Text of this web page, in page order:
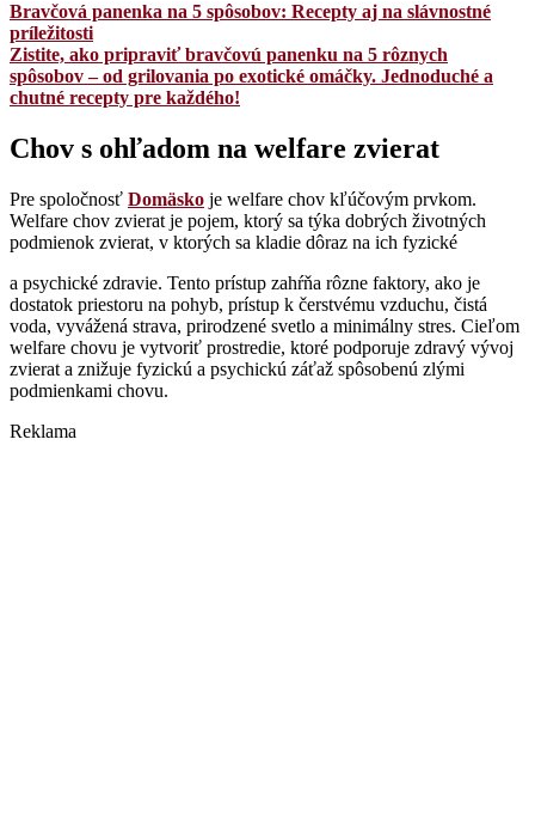
Bravčová panenka na 5 spôsobov: Recepty aj na slávnostné
príležitosti
Zistite, ako pripraviť bravčovú panenku na 5 rôznych
spôsobov – od grilovania po exotické omáčky. Jednoduché a
chutné recepty pre každého!
Chov s ohľadom na welfare zvierat
Pre spoločnosť Domäsko je welfare chov kľúčovým prvkom.
Welfare chov zvierat je pojem, ktorý sa týka dobrých životných
podmienok zvierat, v ktorých sa kladie dôraz na ich fyzické
a psychické zdravie. Tento prístup zahŕňa rôzne faktory, ako je
dostatok priestoru na pohyb, prístup k čerstvému vzduchu, čistá
voda, vyvážená strava, prirodzené svetlo a minimálny stres. Cieľom
welfare chovu je vytvoriť prostredie, ktoré podporuje zdravý vývoj
zvierat a znižuje fyzickú a psychickú záťaž spôsobenú zlými
podmienkami chovu.
Reklama